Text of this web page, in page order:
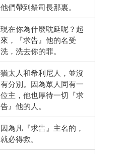
他們帶到祭司長那裏。
現在你為什麼耽延呢？起
來，『求告』他的名受
洗，洗去你的罪。
猶太人和希利尼人，並沒
有分別。因為眾人同有一
位主，他也厚待一切『求
告』他的人。
因為凡『求告』主名的，
就必得救。